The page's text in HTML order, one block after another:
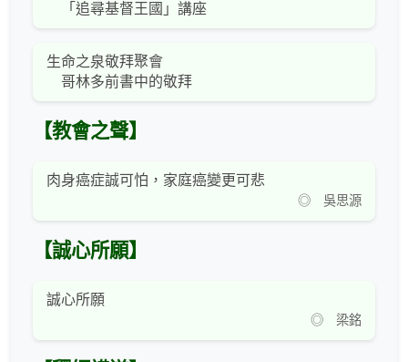
「追尋基督王國」講座
生命之泉敬拜聚會
哥林多前書中的敬拜
【教會之聲】
肉身癌症誠可怕，家庭癌變更可悲
◎ 吳思源
【誠心所願】
誠心所願
◎ 梁銘